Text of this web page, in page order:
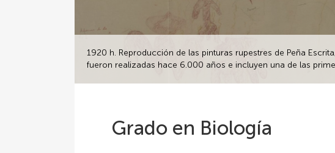
1920 h. Reproducción de las pinturas rupestres de Peña
fueron realizadas hace 6.000 años e incluyen una de las
Grado en Biología